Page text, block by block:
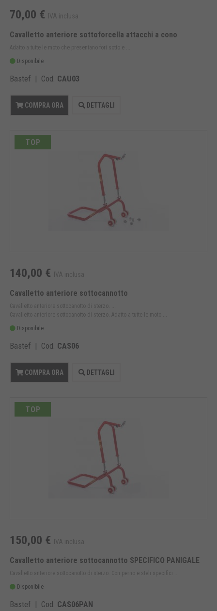
70,00 € IVA inclusa
Cavalletto anteriore sottoforcella attacchi a cono
Adatto a tutte le moto che presentano fori sotto e ...
Disponibile
Bastef | Cod. CAU03
COMPRA ORA DETTAGLI
TOP
140,00 € IVA inclusa
Cavalletto anteriore sottocannotto
Cavalletto anteriore sottocanotto di sterzo. ...
Cavalletto anteriore sottocanotto di sterzo. Adatto a tutte le moto ...
Disponibile
Bastef | Cod. CAS06
COMPRA ORA DETTAGLI
TOP
150,00 € IVA inclusa
Cavalletto anteriore sottocannotto SPECIFICO PANIGALE
Cavalletto anteriore sottocanotto di sterzo. Con perno e steli specifici ...
Disponibile
Bastef | Cod. CAS06PAN